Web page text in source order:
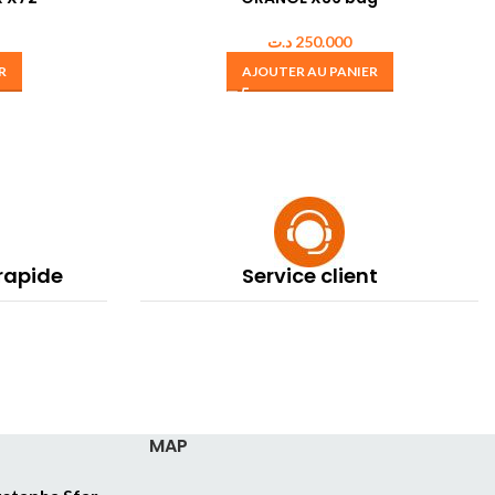
250.000 د.ت
AJOUTER AU PANIER
Service client
MAP